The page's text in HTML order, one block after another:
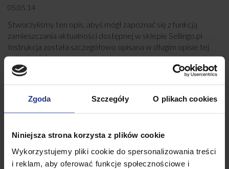
Zgoda Szczegóły O plikach cookies
Niniejsza strona korzysta z plików cookie
Wykorzystujemy pliki cookie do spersonalizowania treści
i reklam, aby oferować funkcje społecznościowe i
05.05.14
Stworzyliśmy ten opis, abyś mógł zapoznać się z funkcją
zamieszczania aktualności dostępnej w sklepie Sellingo.pl
Instrukcja została szczegółowo opisana w długim opisie tej
aktualności.